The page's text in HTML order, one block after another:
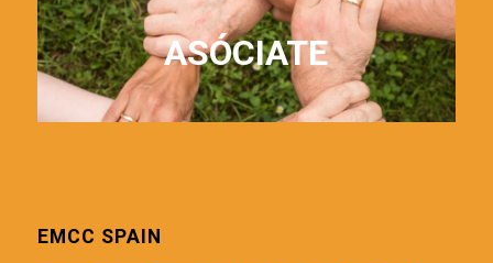
ASÓCIATE
EMCC SPAIN